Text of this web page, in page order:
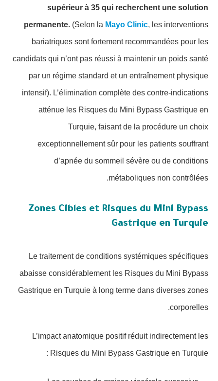
supérieur à 35 qui recherchent une solution
permanente. (Selon la Mayo Clinic, les interventions
bariatriques sont fortement recommandées pour les
candidats qui n’ont pas réussi à maintenir un poids santé
par un régime standard et un entraînement physique
intensif). L’élimination complète des contre-indications
atténue les Risques du Mini Bypass Gastrique en
Turquie, faisant de la procédure un choix
exceptionnellement sûr pour les patients souffrant
d’apnée du sommeil sévère ou de conditions
métaboliques non contrôlées.
Zones Cibles et Risques du Mini Bypass
Gastrique en Turquie
Le traitement de conditions systémiques spécifiques
abaisse considérablement les Risques du Mini Bypass
Gastrique en Turquie à long terme dans diverses zones
corporelles.
L’impact anatomique positif réduit indirectement les
Risques du Mini Bypass Gastrique en Turquie :